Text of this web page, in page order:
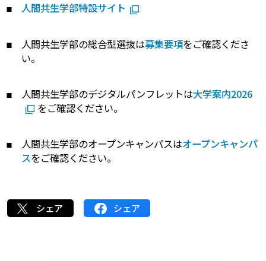
人間共生学部特設サイト
人間共生学部の総合型選抜は募集要項をご確認くださ
い。
人間共生学部のデジタルパンフレットは大学案内2026
をご確認ください。
人間共生学部のオープンキャンパスはオープンキャンパ
スをご確認ください。
シェア シェア